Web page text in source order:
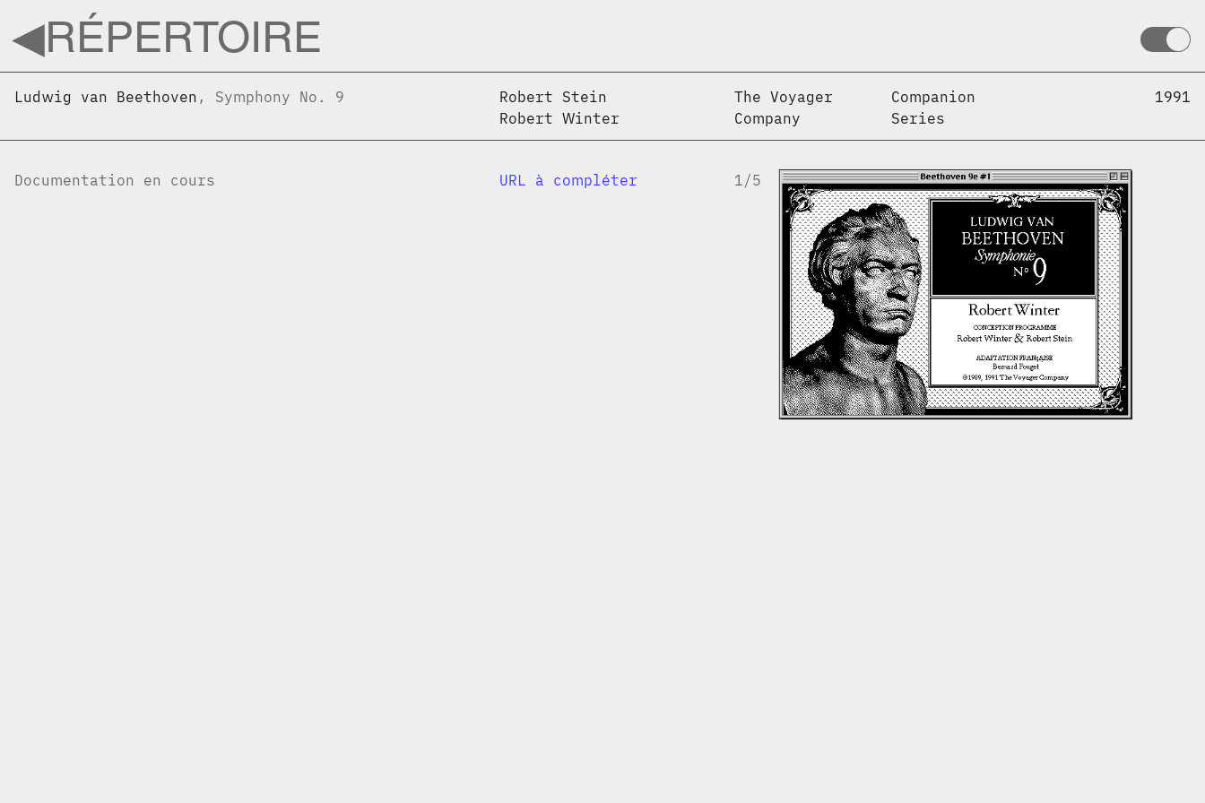
◀︎RÉPERTOIRE
Ludwig van Beethoven , Symphony No. 9
Robert Stein
Robert Winter
The Voyager
Company
Companion
Series
1991
Documentation en cours URL à compléter 1/5